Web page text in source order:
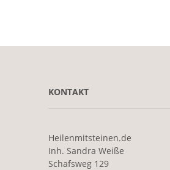
KONTAKT
Heilenmitsteinen.de
Inh. Sandra Weiße
Schafsweg 129